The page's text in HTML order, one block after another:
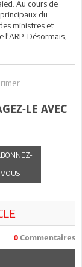
Au cours de
du
ministres et
Désormais,
LE AVEC
VOUS
0 Commentaires